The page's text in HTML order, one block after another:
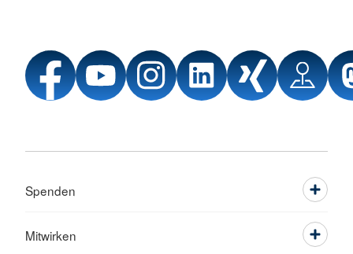
Spenden
Mitwirken